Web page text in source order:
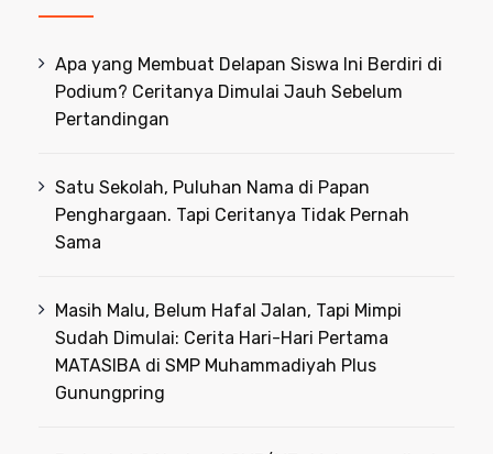
Apa yang Membuat Delapan Siswa Ini Berdiri di
Podium? Ceritanya Dimulai Jauh Sebelum
Pertandingan
Satu Sekolah, Puluhan Nama di Papan
Penghargaan. Tapi Ceritanya Tidak Pernah
Sama
Masih Malu, Belum Hafal Jalan, Tapi Mimpi
Sudah Dimulai: Cerita Hari-Hari Pertama
MATASIBA di SMP Muhammadiyah Plus
Gunungpring